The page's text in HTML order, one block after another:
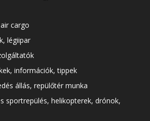
cargo
légiipar
információk, tippek
állás, repülőtér munka
sportrepülés, helikopterek, drónok,